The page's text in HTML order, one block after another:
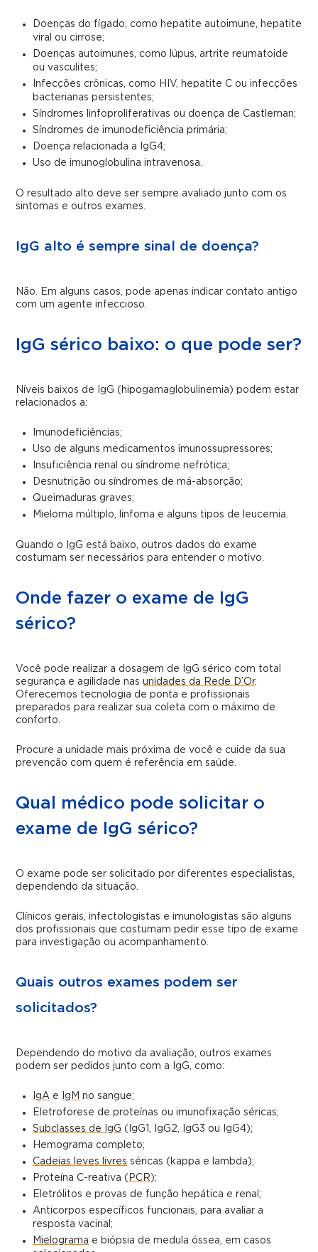
Doenças do fígado, como hepatite autoimune, hepatite
viral ou cirrose;
Doenças autoimunes, como lúpus, artrite reumatoide
ou vasculites;
Infecções crônicas, como HIV, hepatite C ou infecções
bacterianas persistentes;
Síndromes linfoproliferativas ou doença de Castleman;
Síndromes de imunodeficiência primária;
Doença relacionada a IgG4;
Uso de imunoglobulina intravenosa.
O resultado alto deve ser sempre avaliado junto com os
sintomas e outros exames.
IgG alto é sempre sinal de doença?
Não. Em alguns casos, pode apenas indicar contato antigo
com um agente infeccioso.
IgG sérico baixo: o que pode ser?
Níveis baixos de IgG (hipogamaglobulinemia) podem estar
relacionados a:
Imunodeficiências;
Uso de alguns medicamentos imunossupressores;
Insuficiência renal ou síndrome nefrótica;
Desnutrição ou síndromes de má-absorção;
Queimaduras graves;
Mieloma múltiplo, linfoma e alguns tipos de leucemia.
Quando o IgG está baixo, outros dados do exame
costumam ser necessários para entender o motivo.
Onde fazer o exame de IgG
sérico?
Você pode realizar a dosagem de IgG sérico com total
segurança e agilidade nasunidades da Rede D’Or.
Oferecemos tecnologia de ponta e profissionais
preparados para realizar sua coleta com o máximo de
conforto.
Procure a unidade mais próxima de você e cuide da sua
prevenção com quem é referência em saúde.
Qual médico pode solicitar o
exame de IgG sérico?
O exame pode ser solicitado por diferentes especialistas,
dependendo da situação.
Clínicos gerais, infectologistas e imunologistas são alguns
dos profissionais que costumam pedir esse tipo de exame
para investigação ou acompanhamento.
Quais outros exames podem ser
solicitados?
Dependendo do motivo da avaliação, outros exames
podem ser pedidos junto com a IgG, como:
IgA e IgM no sangue;
Eletroforese de proteínas ou imunofixação séricas;
Subclasses de IgG (IgG1, IgG2, IgG3 ou IgG4);
Hemograma completo;
Cadeias leves livres séricas (kappa e lambda);
Proteína C-reativa ( PCR );
Eletrólitos e provas de função hepática e renal;
Anticorpos específicos funcionais, para avaliar a
resposta vacinal;
Mielograma e biópsia de medula óssea, em casos